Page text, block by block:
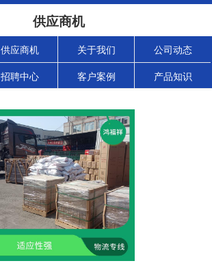
供应商机
供应商机 关于我们 公司动态
招聘中心 客户案例 产品知识